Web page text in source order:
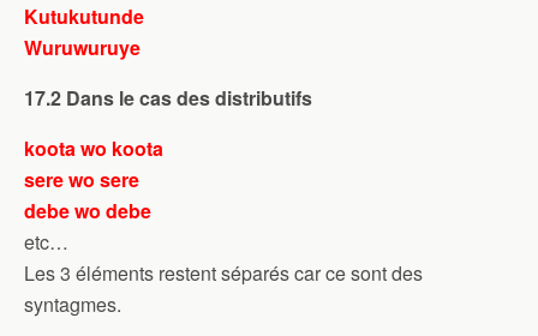
Kutukutunde
Wuruwuruye
17.2 Dans le cas des distributifs
koota wo koota
sere wo sere
debe wo debe
etc…
Les 3 éléments restent séparés car ce sont des
syntagmes.